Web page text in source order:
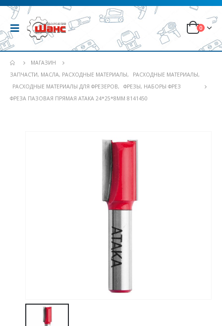
0
МАГАЗИН
ЗАПЧАСТИ, МАСЛА, РАСХОДНЫЕ МАТЕРИАЛЫ, РАСХОДНЫЕ МАТЕРИАЛЫ,
РАСХОДНЫЕ МАТЕРИАЛЫ ДЛЯ ФРЕЗЕРОВ,
ФРЕЗЫ, НАБОРЫ ФРЕЗ
ФРЕЗА ПАЗОВАЯ ПРЯМАЯ АТАКА 24*25*8ММ 8141450